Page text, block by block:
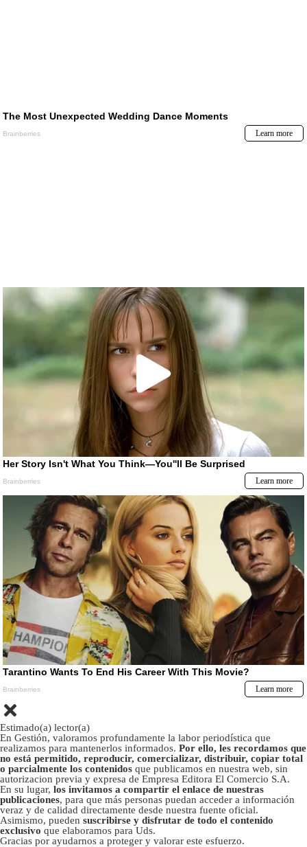
Estimado(a) lector(a)
En Gestión, valoramos profundamente la labor periodística que
realizamos para mantenerlos informados. Por ello, les recordamos que
no está permitido, reproducir, comercializar, distribuir, copiar total
o parcialmente los contenidos que publicamos en nuestra web, sin
autorizacion previa y expresa de Empresa Editora El Comercio S.A.
En su lugar, los invitamos a compartir el enlace de nuestras
publicaciones, para que más personas puedan acceder a información
veraz y de calidad directamente desde nuestra fuente oficial.
Asimismo, pueden suscribirse y disfrutar de todo el contenido
exclusivo que elaboramos para Uds.
Gracias por ayudarnos a proteger y valorar este esfuerzo.